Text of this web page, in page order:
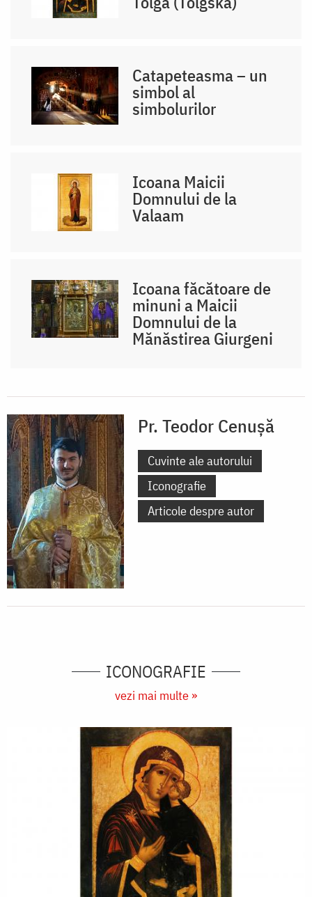
Catapeteasma – un
simbol al
simbolurilor
Icoana Maicii
Domnului de la
Valaam
Icoana făcătoare de
minuni a Maicii
Domnului de la
Mănăstirea Giurgeni
Pr. Teodor Cenușă
Cuvinte ale autorului
Iconografie
Articole despre autor
ICONOGRAFIE
vezi mai multe »